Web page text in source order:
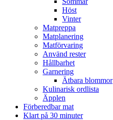
Höst
Vinter
Matpreppa
Matplanering
Matförvaring
Använd rester
Hållbarhet
Garnering
Ätbara blommor
Kulinarisk ordlista
Äpplen
Förberedbar mat
Klart på 30 minuter